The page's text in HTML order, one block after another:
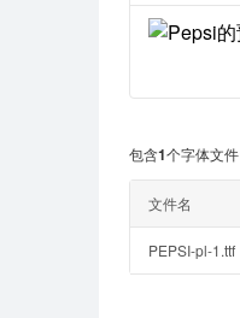
包含1个字体文件
文件名
PEPSI-pl-1.ttf